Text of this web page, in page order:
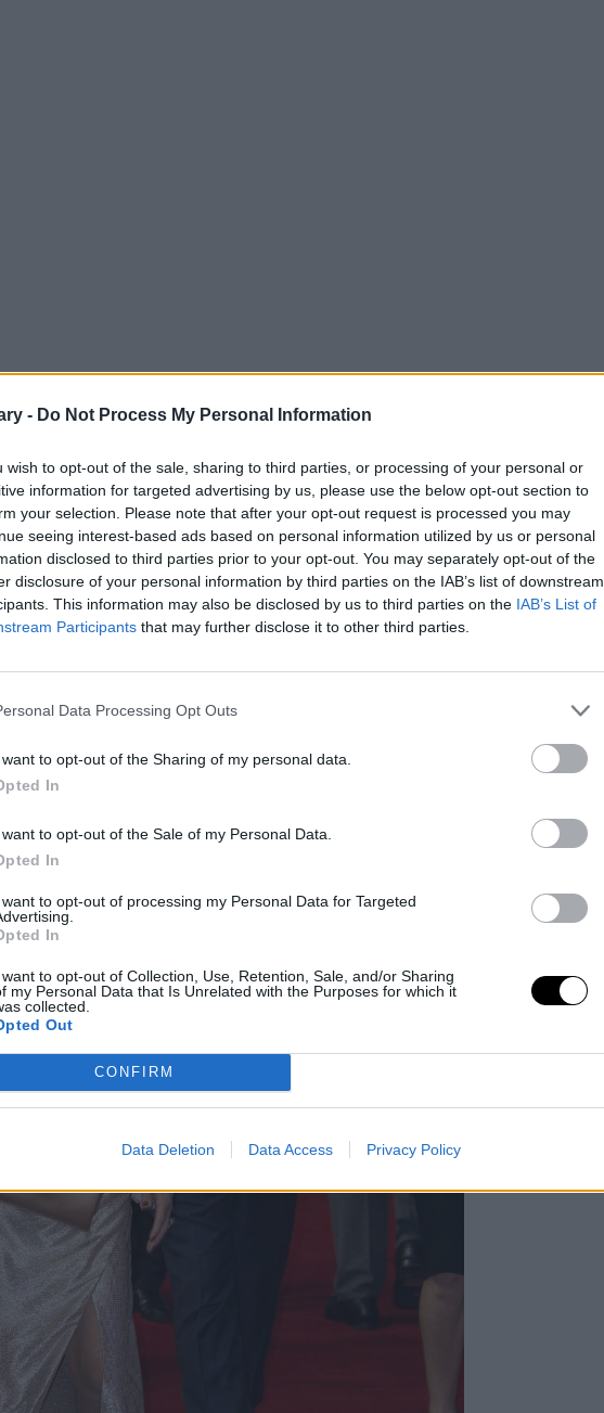
- Do Not Process My Personal Information
wish to opt-out of the sale, sharing to third parties, or processing of your personal or
information for targeted advertising by us, please use the below opt-out section to
your selection. Please note that after your opt-out request is processed you may
seeing interest-based ads based on personal information utilized by us or personal
disclosed to third parties prior to your opt-out. You may separately opt-out of the
disclosure of your personal information by third parties on the IAB’s list of downstream
This information may also be disclosed by us to third parties on the IAB’s List of
Participants that may further disclose it to other third parties.
Data Processing Opt Outs
want to opt-out of the Sharing of my personal data.
In
want to opt-out of the Sale of my Personal Data.
In
want to opt-out of processing my Personal Data for Targeted
In
want to opt-out of Collection, Use, Retention, Sale, and/or Sharing
my Personal Data that Is Unrelated with the Purposes for which it
collected.
Out
CONFIRM
Data Deletion Data Access Privacy Policy